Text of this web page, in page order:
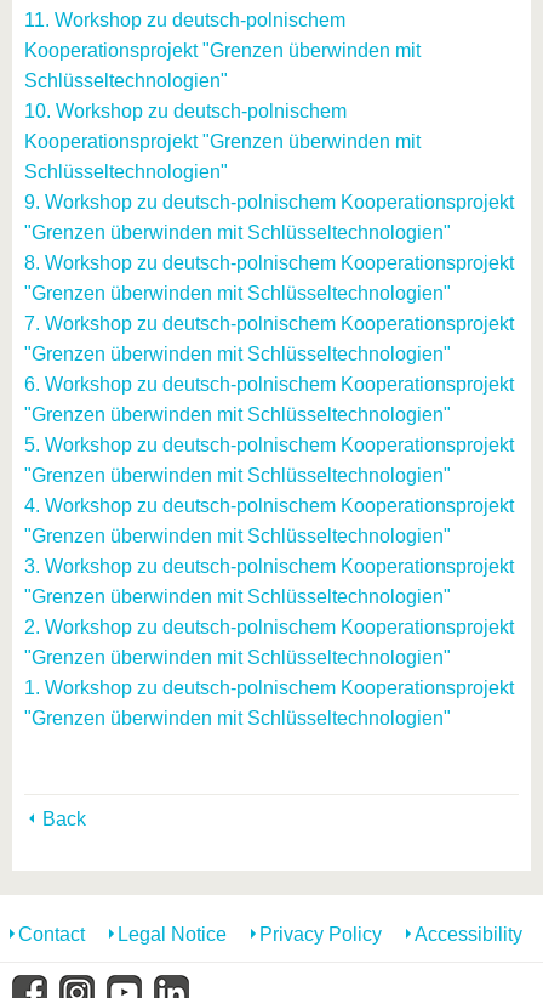
11. Workshop zu deutsch-polnischem
Kooperationsprojekt "Grenzen überwinden mit
Schlüsseltechnologien"
10. Workshop zu deutsch-polnischem
Kooperationsprojekt "Grenzen überwinden mit
Schlüsseltechnologien"
9. Workshop zu deutsch-polnischem Kooperationsprojekt
"Grenzen überwinden mit Schlüsseltechnologien"
8. Workshop zu deutsch-polnischem Kooperationsprojekt
"Grenzen überwinden mit Schlüsseltechnologien"
7. Workshop zu deutsch-polnischem Kooperationsprojekt
"Grenzen überwinden mit Schlüsseltechnologien"
6. Workshop zu deutsch-polnischem Kooperationsprojekt
"Grenzen überwinden mit Schlüsseltechnologien"
5. Workshop zu deutsch-polnischem Kooperationsprojekt
"Grenzen überwinden mit Schlüsseltechnologien"
4. Workshop zu deutsch-polnischem Kooperationsprojekt
"Grenzen überwinden mit Schlüsseltechnologien"
3. Workshop zu deutsch-polnischem Kooperationsprojekt
"Grenzen überwinden mit Schlüsseltechnologien"
2. Workshop zu deutsch-polnischem Kooperationsprojekt
"Grenzen überwinden mit Schlüsseltechnologien"
1. Workshop zu deutsch-polnischem Kooperationsprojekt
"Grenzen überwinden mit Schlüsseltechnologien"
Back
Contact Legal Notice Privacy Policy Accessibility